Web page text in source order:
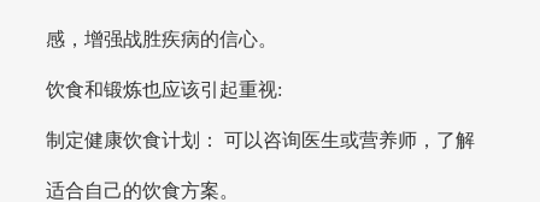
感，增强战胜疾病的信心。
饮食和锻炼也应该引起重视:
制定健康饮食计划： 可以咨询医生或营养师，了解
适合自己的饮食方案。